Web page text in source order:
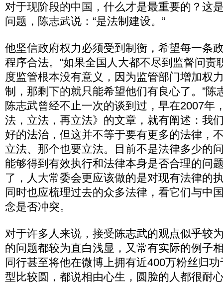
对于现阶段的中国，什么才是最重要的？这
问题，陈志武说：“是法制建设。”
他坚信政府权力必须受到制衡，希望每一条
程序合法。“如果全国人大都不尽到监督问责
度监管根本没有意义，因为监管部门增加权
制，那剩下的就只能希望他们有良心了。”陈
陈志武曾经不止一次的谈到过，早在2007年
法，立法，再立法》的文章，就有阐述：我
好的法治，但这并不等于要有更多的法律，
立法、那个也要立法。目前不是法律多少的
能够得到有效执行和法律本身是否合理的问
了，人大常委会更应该做的是对现有法律的
同时也应梳理过去的众多法律，看它们与中
念是否冲突。
对于许多人来说，接受陈志武的观点似乎较
的问题都较为直白浅显，又常有实际的例子
同行甚至将他在微博上拥有近400万粉丝归
型比较圆，都说相由心生，圆脸的人都很耐